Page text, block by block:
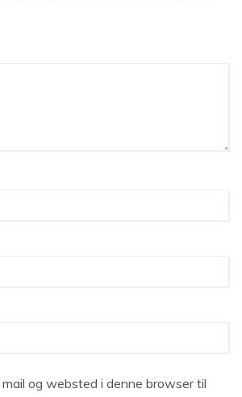
og websted i denne browser til